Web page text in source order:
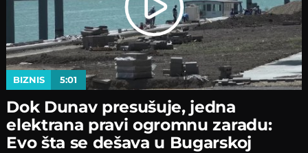
BIZNIS 5:01
Dok Dunav presušuje, jedna
elektrana pravi ogromnu zaradu:
Evo šta se dešava u Bugarskoj